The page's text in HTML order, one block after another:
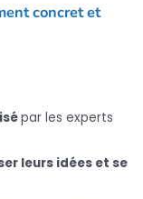
concret et
par les experts
leurs idées et se